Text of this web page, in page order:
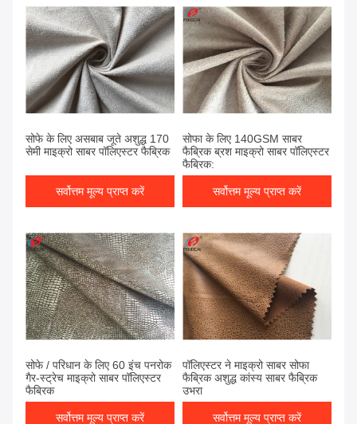
सोफे के लिए असबाब जूते अशुद्ध 170
सेमी माइक्रो साबर पॉलिएस्टर फैब्रिक
सर्वोत्तम मूल्य प्राप्त करें
सोफा के लिए 140GSM साबर
फैब्रिक ब्रश माइक्रो साबर पॉलिएस्टर
फैब्रिक:
सर्वोत्तम मूल्य प्राप्त करें
सोफे / परिधान के लिए 60 इंच पनरोक
गैर-स्ट्रेच माइक्रो साबर पॉलिएस्टर
फैब्रिक
सर्वोत्तम मूल्य प्राप्त करें
पॉलिएस्टर ने माइक्रो साबर सोफा
फैब्रिक अशुद्ध कांस्य साबर फैब्रिक
उभरा
सर्वोत्तम मूल्य प्राप्त करें